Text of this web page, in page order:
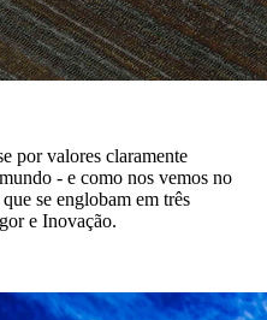
por valores claramente
- e como nos vemos no
se englobam em três
e Inovação.